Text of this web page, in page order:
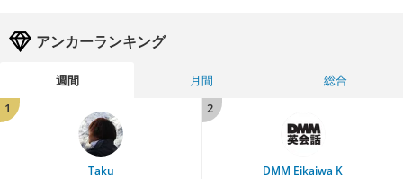
アンカーランキング
週間 月間
総合
1
Taku
2
DMM Eikaiwa K